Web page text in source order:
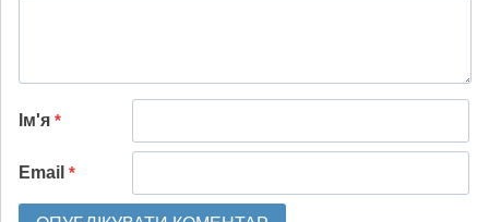
Ім'я *
Email *